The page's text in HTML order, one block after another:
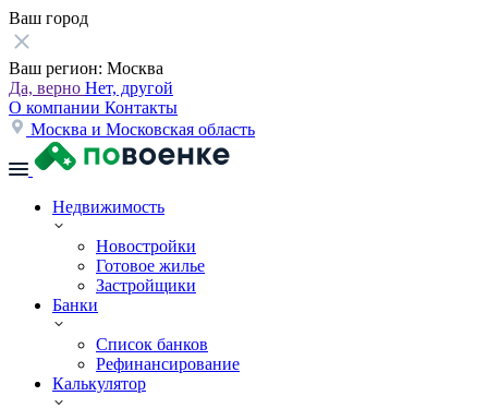
Ваш город
Ваш регион: Москва
Да, верно Нет, другой
О компании Контакты
Москва и Московская область
Недвижимость
Новостройки
Готовое жилье
Застройщики
Банки
Список банков
Рефинансирование
Калькулятор